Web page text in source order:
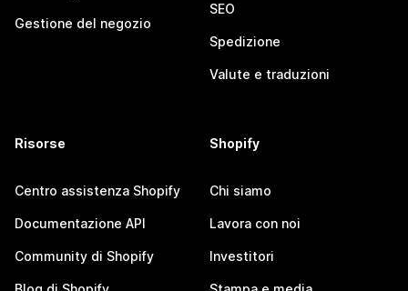
Gestione del negozio
SEO
Spedizione
Valute e traduzioni
Risorse
Centro assistenza Shopify
Documentazione API
Community di Shopify
Shopify
Chi siamo
Lavora con noi
Investitori